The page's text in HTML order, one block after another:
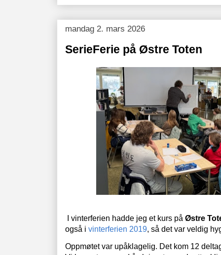
mandag 2. mars 2026
SerieFerie på Østre Toten
I vinterferien hadde jeg et kurs på Østre
også i vinterferien 2019 , så det var veldig
Oppmøtet var upåklagelig. Det kom 12